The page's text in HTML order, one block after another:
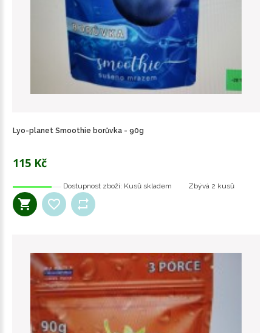
Lyo-planet Smoothie borůvka - 90g
115 Kč
Dostupnost zboží: Kusů skladem Zbývá 2 kusů